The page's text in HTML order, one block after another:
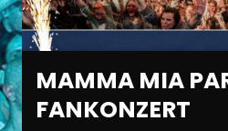
MAMMA MIA
FANKONZERT